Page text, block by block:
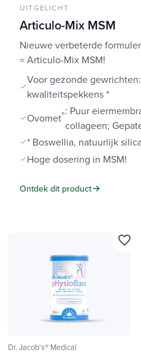
UITGELICHT
Articulo-Mix MSM
Nieuwe verbeterde
= Articulo-Mix MSM!
Voor gezonde
kwaliteitspekkens *
Ovomet®: Puur
collageen;
* Boswellia, natuurlijk
Hoge dosering in MSM!
Ontdek dit product
Dr. Jacob's® Medical
favorite_border